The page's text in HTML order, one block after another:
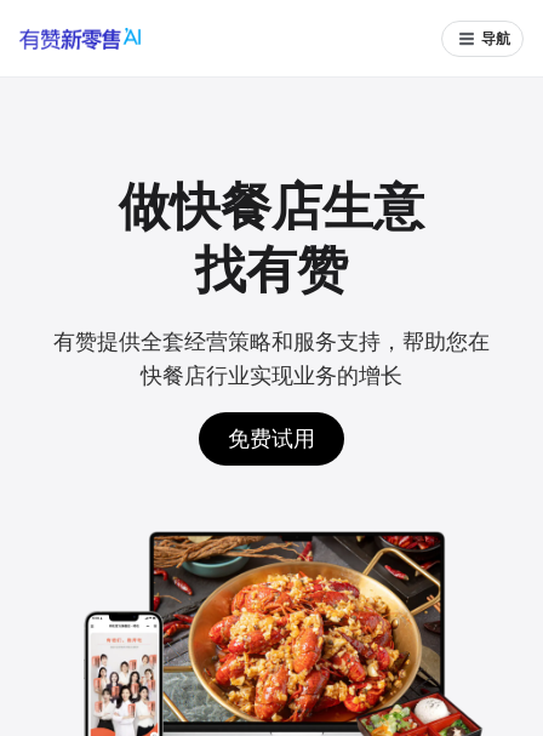
导航
做快餐店生意
找有赞
有赞提供全套经营策略和服务支持，帮助您在
快餐店行业实现业务的增长
免费试用